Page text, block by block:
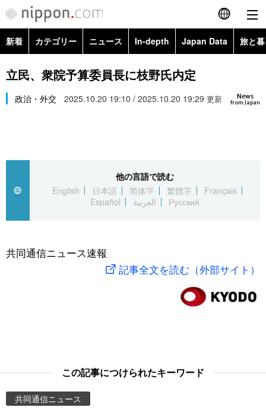
English
简体字
繁體字
العربية
社会
旅と暮らし
新着 カテゴリー ニュース In-depth Japan Data 旅と
政治・外交
経済・ビジネス
社会
文化
科学・技術
暮らし
Images
お知らせ
立民、衆院予算委員長に枝野氏内定
News
from Japan
政治・外交 2025.10.20 19:10 / 2025.10.20 19:29 更新
他の言語で読む
English
日本語 简体字 繁體字
Français
Español
العربية Русский
共同通信ニュース速報
記事全文を読む（外部サイト）
この記事につけられたキーワード
共同通信ニュース